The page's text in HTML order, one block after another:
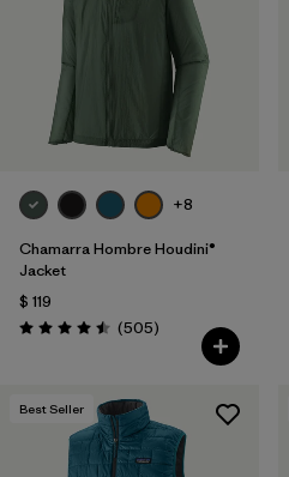
+8
Chamarra Hombre Houdini®
Jacket
$ 119
Valoración: 4.5 / 5
(505Comentarios
)
Best Seller